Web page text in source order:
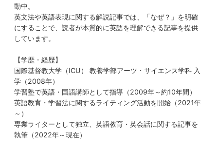
動中。
英文法や英語表現に関する解説記事では、「なぜ？」を明確
にすることで、読者が本質的に英語を理解できる記事を提供
しています。
【学歴・経歴】
国際基督教大学（ICU） 教養学部アーツ・サイエンス学科 入
学（2008年）
学習塾で英語・国語講師として指導（2009年～約10年間）
英語教育・学習法に関するライティング活動を開始（2021年
～）
専業ライターとして独立、英語教育・英会話に関する記事を
執筆（2022年～現在）